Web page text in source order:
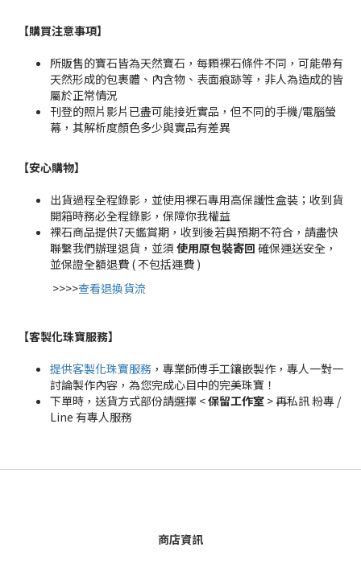
【購買注意事項】
所販售的寶石皆為天然寶石，每顆裸石條件不同，可能帶有
天然形成的包裹體、內含物、表面痕跡等，非人為造成的皆
屬於正常情況
刊登的照片影片已盡可能接近實品，但不同的手機/電腦螢
幕，其解析度顏色多少與實品有差異
【安心購物】
出貨過程全程錄影，並使用裸石專用高保護性盒裝；收到貨
開箱時務必全程錄影，保障你我權益
裸石商品提供7天鑑賞期，收到後若與預期不符合，請盡快
聯繫我們辦理退貨，並須 使用原包裝寄回 確保運送安全，
並保證全額退費 ( 不包括運費 )
>>>>查看退換貨流
【客製化珠寶服務】
提供客製化珠寶服務 ，專業師傅手工鑲嵌製作，專人一對一
討論製作內容，為您完成心目中的完美珠寶！
下單時，送貨方式部份請選擇 <保留工作室 > 再私訊 粉專 /
Line 有專人服務
商店資訊